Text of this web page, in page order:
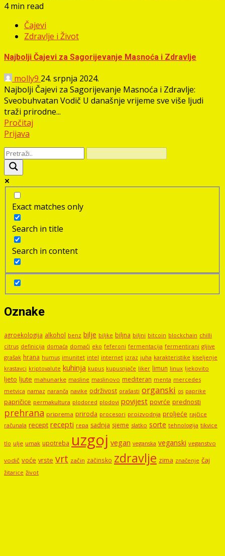
4 min read
Čajevi
Zdravlje i Život
Najbolji Čajevi za Sagorijevanje Masnoća i Zdravlje
molly9 24. srpnja 2024.
Najbolji Čajevi za Sagorijevanje Masnoća i Zdravlje:
Sveobuhvatan Vodič U današnje vrijeme sve više ljudi
traži prirodne...
Pročitaj
Prijava
Exact matches only
Search in title
Search in content
Oznake
agroekologija alkohol benz bilje biljke biljna biljni bitcoin blockchain chilli
citrus definicija domaća domaći eko feferoni fermentacija fermentirani gljive
grašak hrana humus imunitet intel internet izraz juha karakteristike kiseljenje
krastavci kriptovalute kuhinja kupus kupusnjače liker limun linux ljekovito
ljeto ljute mahunarke masline maslinovo mediteran menta mercedes
metvica namaz naranča navike održivost orašasti organski os paprike
papričice permakultura plodored plodovi povijest povrće prednosti
prehrana priprema priroda procesori proizvodnja proljeće rajčice
računala recept recepti repa sadnja sjeme slatko sorte tehnologija tikvice
tlo ulje umak upotreba uzgoj vegan veganska veganski veganstvo
vodič voće vrste vrt začin začinsko zdravlje zima značenje čaj
žitarice život